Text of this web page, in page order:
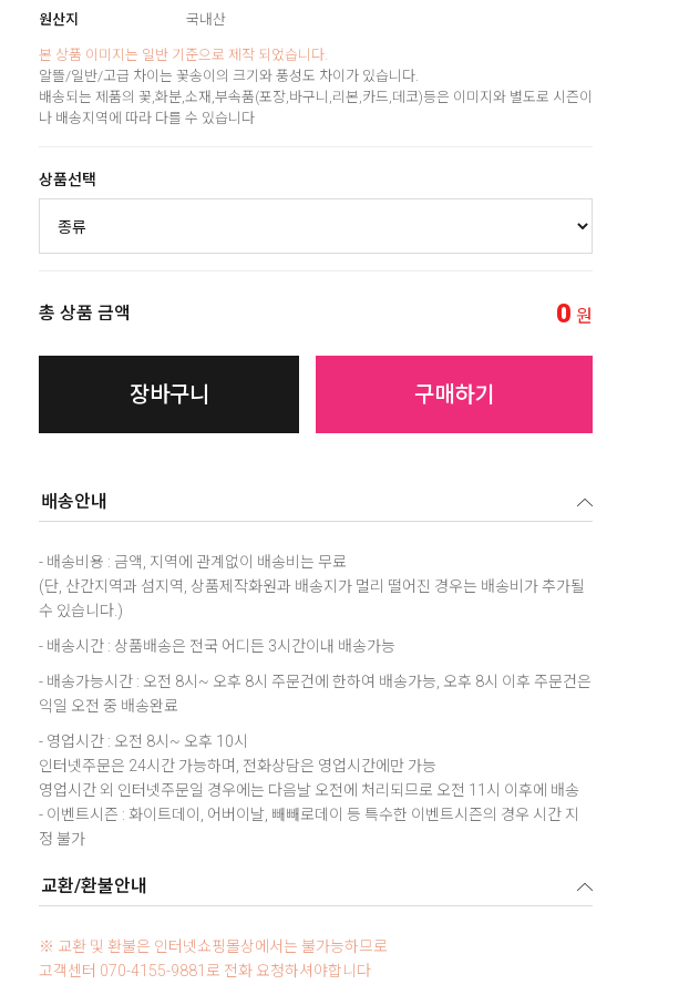
원산지
국내산
본 상품 이미지는 일반 기준으로 제작 되었습니다.
알뜰/일반/고급 차이는 꽃송이의 크기와 풍성도 차이가 있습니다.
배송되는 제품의 꽃,화분,소재,부속품(포장,바구니,리본,카드,데코)등은 이미지와 별도로 시즌이
나 배송지역에 따라 다를 수 있습니다
상품선택
총 상품 금액 0 원
장바구니 구매하기
배송안내
- 배송비용 : 금액, 지역에 관계없이 배송비는 무료
(단, 산간지역과 섬지역, 상품제작화원과 배송지가 멀리 떨어진 경우는 배송비가 추가될
수 있습니다.)
- 배송시간 : 상품배송은 전국 어디든 3시간이내 배송가능
- 배송가능시간 : 오전 8시~ 오후 8시 주문건에 한하여 배송가능, 오후 8시 이후 주문건은
익일 오전 중 배송완료
- 영업시간 : 오전 8시~ 오후 10시
인터넷주문은 24시간 가능하며, 전화상담은 영업시간에만 가능
영업시간 외 인터넷주문일 경우에는 다음날 오전에 처리되므로 오전 11시 이후에 배송
- 이벤트시즌 : 화이트데이, 어버이날, 빼빼로데이 등 특수한 이벤트시즌의 경우 시간 지
정 불가
교환/환불안내
※ 교환 및 환불은 인터넷쇼핑몰상에서는 불가능하므로
고객센터 070-4155-9881로 전화 요청하셔야합니다